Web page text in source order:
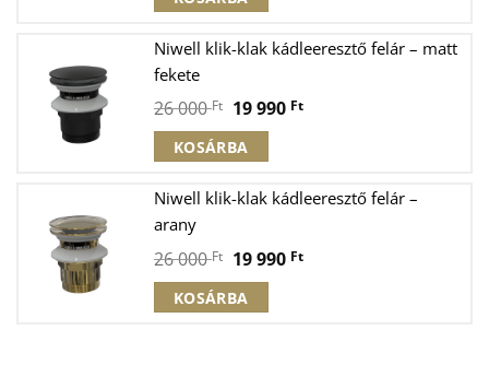
was:
26
19
Niwell klik-klak kádleeresztő felár – matt
fekete
26 000Ft Original
price
was:
26
19 990 FtCurrent
19
KOSÁRBA
Niwell klik-klak kádleeresztő felár –
arany
26 000Ft Original
price
was:
19 990 FtCurrent
KOSÁRBA